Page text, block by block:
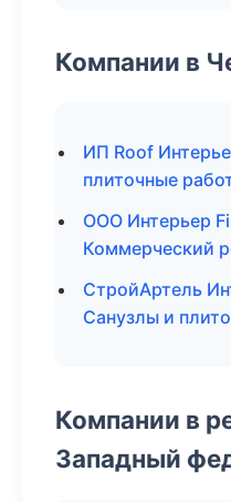
Компании в
ИП Roof
плиточные
ООО Интерьер
Коммерческий
СтройАртель
Санузлы и
Компании в
Западный